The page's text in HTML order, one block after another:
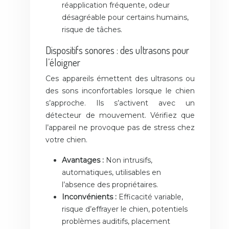
réapplication fréquente, odeur
désagréable pour certains humains,
risque de tâches.
Dispositifs sonores : des ultrasons pour
l’éloigner
Ces appareils émettent des ultrasons ou
des sons inconfortables lorsque le chien
s’approche. Ils s’activent avec un
détecteur de mouvement. Vérifiez que
l’appareil ne provoque pas de stress chez
votre chien.
Avantages : Non intrusifs,
automatiques, utilisables en
l’absence des propriétaires.
Inconvénients : Efficacité variable,
risque d’effrayer le chien, potentiels
problèmes auditifs, placement